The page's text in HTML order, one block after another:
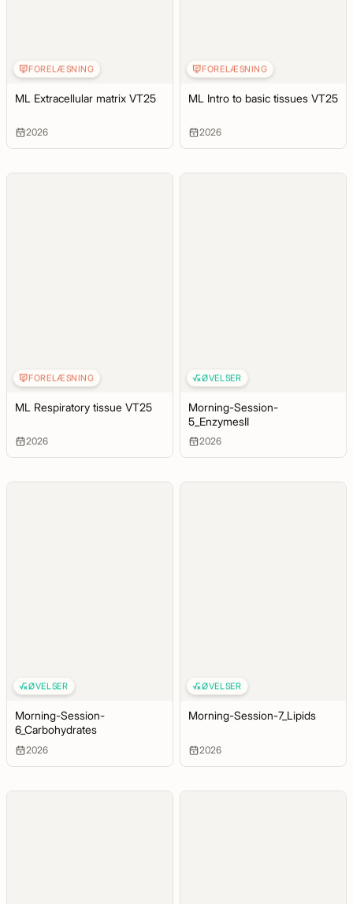
FORELÆSNING
ML Extracellular matrix VT25
2026
FORELÆSNING
ML Intro to basic tissues VT25
2026
FORELÆSNING
ML Respiratory tissue VT25
2026
ØVELSER
Morning-Session-
5_EnzymesII
2026
ØVELSER
Morning-Session-
6_Carbohydrates
2026
ØVELSER
Morning-Session-7_Lipids
2026